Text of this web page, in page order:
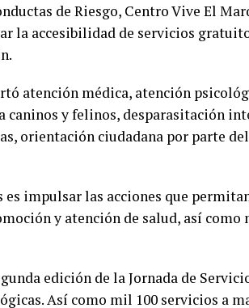
de Riesgo, Centro Vive El
la accesibilidad de servicios
atención médica, atención
caninos y felinos, desparasitación
orientación ciudadana por parte
es impulsar las acciones que
y atención de salud, así como
edición de la Jornada de
Así como mil 100 servicios a